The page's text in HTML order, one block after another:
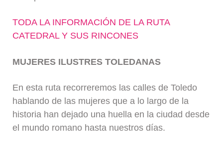
TODA LA INFORMACIÓN DE LA RUTA
CATEDRAL Y SUS RINCONES
MUJERES ILUSTRES TOLEDANAS
En esta ruta recorreremos las calles de Toledo
hablando de las mujeres que a lo largo de la
historia han dejado una huella en la ciudad desde
el mundo romano hasta nuestros días.